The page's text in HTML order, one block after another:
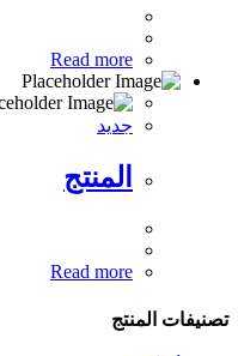
Read more
جديد
المنتج
Read more
تصنيفات المنتج